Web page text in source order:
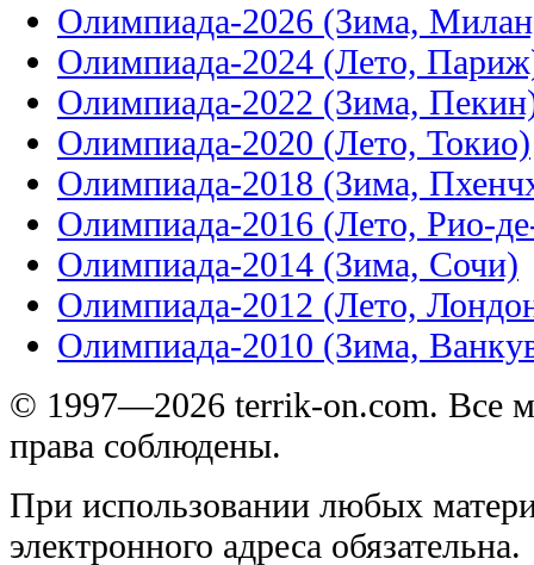
Олимпиада-2026 (Зима,
Олимпиада-2024 (Лето,
Олимпиада-2022 (Зима,
Олимпиада-2020 (Лето, Токио)
Олимпиада-2018 (Зима,
Олимпиада-2016 (Лето, Рио-
Олимпиада-2014 (Зима, Сочи)
Олимпиада-2012 (Лето,
Олимпиада-2010 (Зима,
© 1997—2026 terrik-on.com. Все
права соблюдены.
При использовании любых
электронного адреса обязательна.